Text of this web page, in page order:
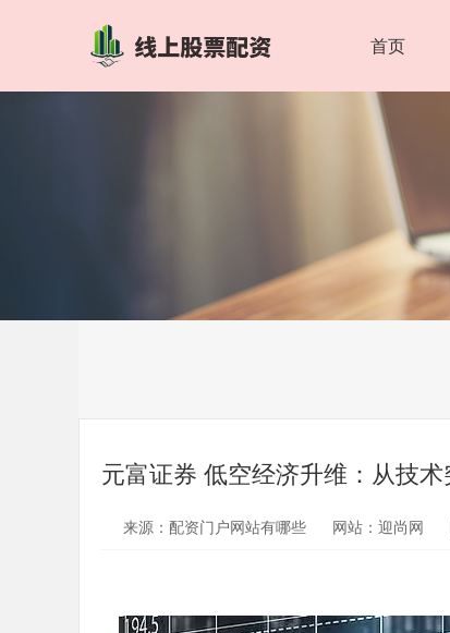
首页
元富证券 低空经济升维：从技
来源：配资门户网站有哪些 网站：迎尚网